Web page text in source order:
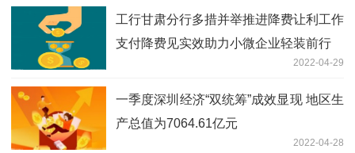
工行甘肃分行多措并举推进降费让利工作
支付降费见实效助力小微企业轻装前行
2022-04-29
一季度深圳经济“双统筹”成效显现 地区生
产总值为7064.61亿元
2022-04-28